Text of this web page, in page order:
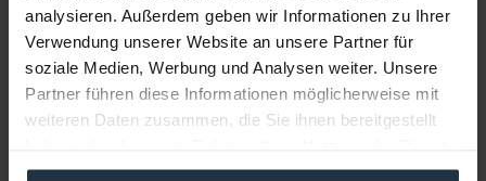
analysieren. Außerdem geben wir Informationen zu Ihrer
Verwendung unserer Website an unsere Partner für
soziale Medien, Werbung und Analysen weiter. Unsere
Partner führen diese Informationen möglicherweise mit
weiteren Daten zusammen, die Sie ihnen bereitgestellt
gesammelt haben.
Folgende Infos zum Hersteller sind verfübar......more
More articles from +++ NOVUS +++ look at